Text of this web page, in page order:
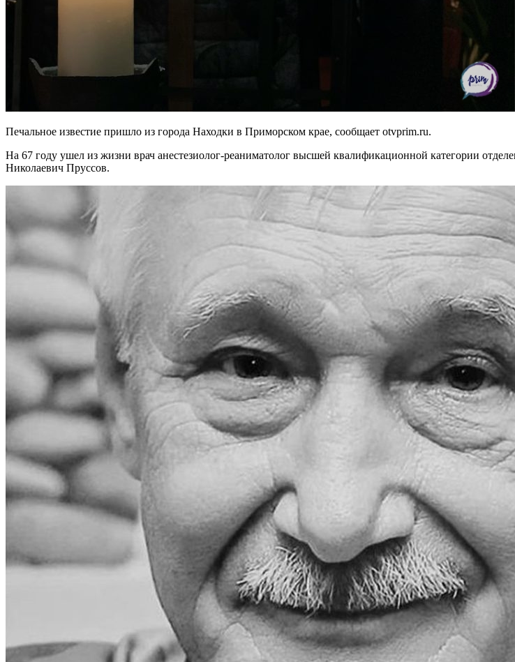
Печальное известие пришло из города Находки в Приморском крае, сообщает otvprim.ru.
На 67 году ушел из жизни врач анестезиолог-реаниматолог высшей квалификационной категории
Николаевич Пруссов.